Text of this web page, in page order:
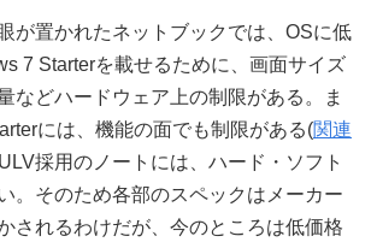
が置かれたネットブックでは、OSに低
7 Starterを載せるために、画面サイズ
などハードウェア上の制限がある。ま
には、機能の面でも制限がある(関連
採用のノートには、ハード・ソフト
。そのため各部のスペックはメーカー
されるわけだが、今のところは低価格